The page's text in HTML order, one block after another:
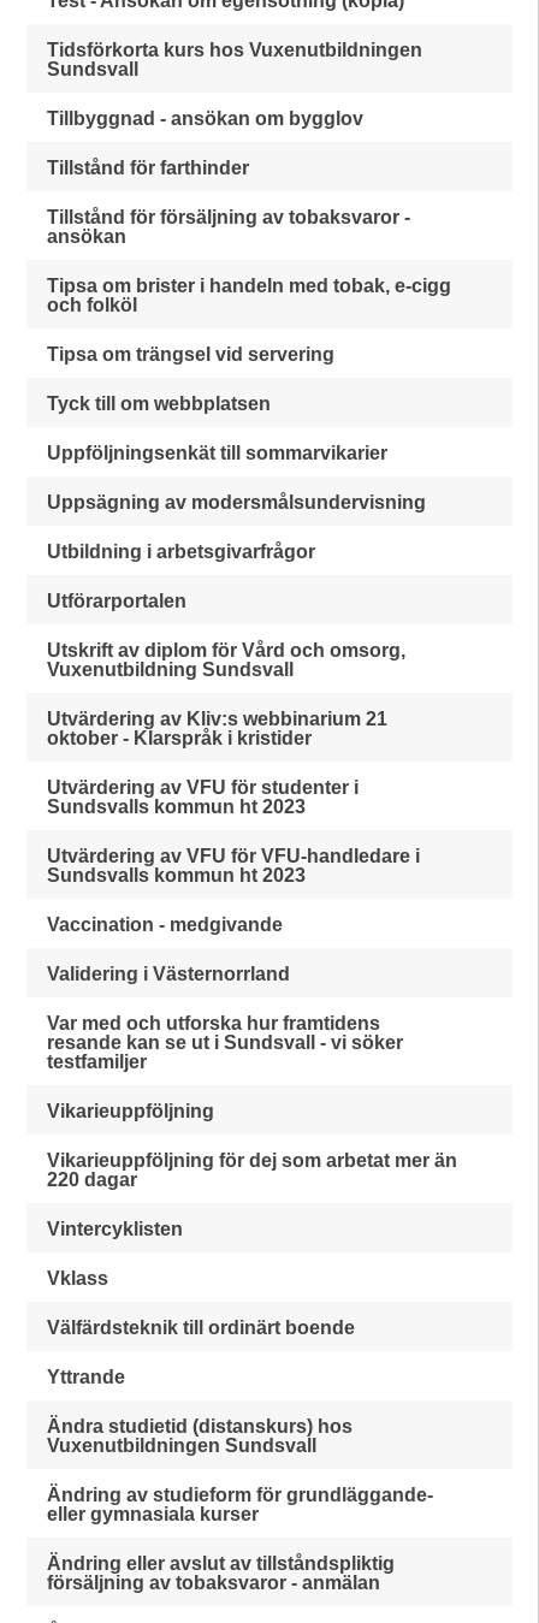
Tidsförkorta kurs hos Vuxenutbildningen
Sundsvall
Tillbyggnad - ansökan om bygglov
Tillstånd för farthinder
Tillstånd för försäljning av tobaksvaror -
ansökan
Tipsa om brister i handeln med tobak, e-cigg
och folköl
Tipsa om trängsel vid servering
Tyck till om webbplatsen
Uppföljningsenkät till sommarvikarier
Uppsägning av modersmålsundervisning
Utbildning i arbetsgivarfrågor
Utförarportalen
Utskrift av diplom för Vård och omsorg,
Vuxenutbildning Sundsvall
Utvärdering av Kliv:s webbinarium 21
oktober - Klarspråk i kristider
Utvärdering av VFU för studenter i
Sundsvalls kommun ht 2023
Utvärdering av VFU för VFU-handledare i
Sundsvalls kommun ht 2023
Vaccination - medgivande
Validering i Västernorrland
Var med och utforska hur framtidens
resande kan se ut i Sundsvall - vi söker
testfamiljer
Vikarieuppföljning
Vikarieuppföljning för dej som arbetat mer än
220 dagar
Vintercyklisten
Vklass
Välfärdsteknik till ordinärt boende
Yttrande
Ändra studietid (distanskurs) hos
Vuxenutbildningen Sundsvall
Ändring av studieform för grundläggande-
eller gymnasiala kurser
Ändring eller avslut av tillståndspliktig
försäljning av tobaksvaror - anmälan